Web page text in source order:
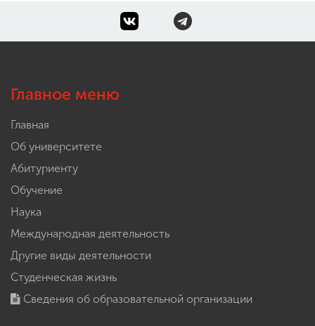
Главное меню
Главная
Об университете
Абитуриенту
Обучение
Наука
Международная деятельность
Другие виды деятельности
Студенческая жизнь
Сведения об образовательной организации